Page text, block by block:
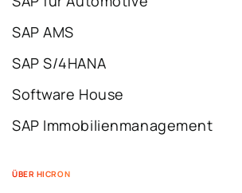
SAP AMS
SAP S/4HANA
Software House
SAP Immobilienmanagement
ÜBER HICRON